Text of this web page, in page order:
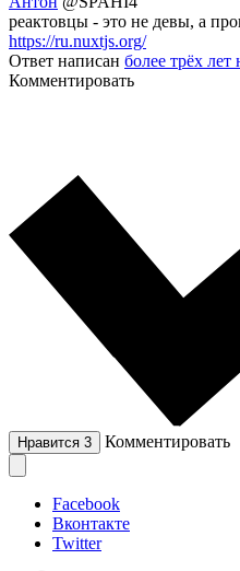
реактовцы - это не девы, а
https://ru.nuxtjs.org/
Ответ написан более трёх лет
Комментировать
Нравится 3 Комментировать
Facebook
Вконтакте
Twitter